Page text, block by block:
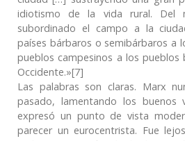
idiotismo de la vida rural. Del
subordinado el campo a la
países bárbaros o semibárbaros a
pueblos campesinos a los pueblos
Occidente.»[7]
Las palabras son claras. Marx
pasado, lamentando los buenos
expresó un punto de vista
parecer un eurocentrista. Fue